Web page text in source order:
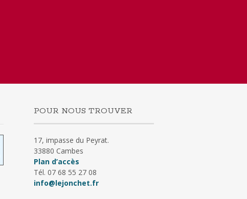
POUR NOUS TROUVER
17, impasse du Peyrat.
33880 Cambes
Plan d’accès
Tél. 07 68 55 27 08
info@lejonchet.fr